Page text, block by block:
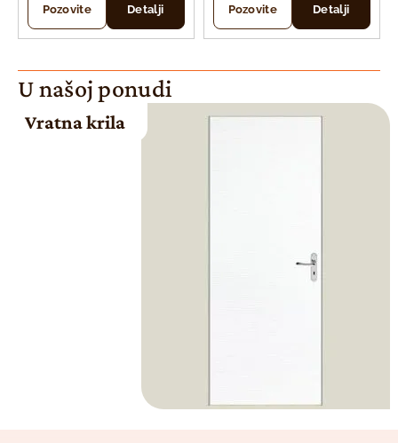
Pozovite Detalji Pozovite Detalji
U našoj ponudi
Vratna krila